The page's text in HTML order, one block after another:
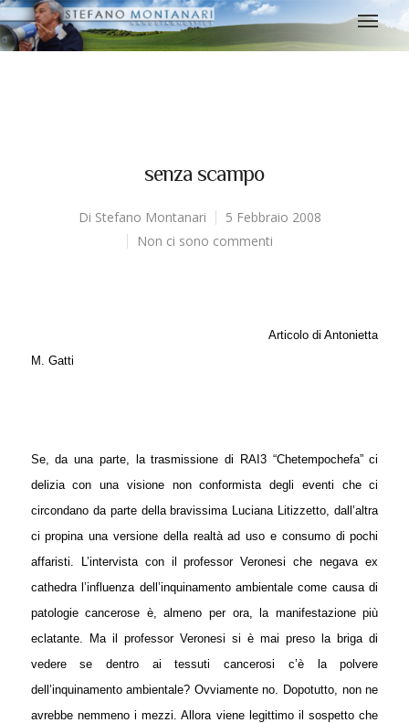
senza scampo
Di Stefano Montanari
5 Febbraio 2008
Non ci sono commenti
Articolo di Antonietta
M. Gatti
Se, da una parte, la trasmissione di RAI3 “Chetempochefa” ci
delizia con una visione non conformista degli eventi che ci
circondano da parte della bravissima Luciana Litizzetto, dall’altra
ci propina una versione della realtà ad uso e consumo di pochi
affaristi. L’intervista con il professor Veronesi che negava ex
cathedra l’influenza dell’inquinamento ambientale come causa di
patologie cancerose è, almeno per ora, la manifestazione più
eclatante. Ma il professor Veronesi si è mai preso la briga di
vedere se dentro ai tessuti cancerosi c’è la polvere
dell’inquinamento ambientale? Ovviamente no. Dopotutto, non ne
avrebbe nemmeno i mezzi. Allora viene legittimo il sospetto che